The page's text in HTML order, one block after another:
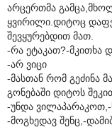
არცერთმა
ყვირილი.დიტოც
შევყურებდით მათ.
-რა ეტაკათ?-მკითხა
-არ ვიცი
-მასთან რომ გეძინა
გონებაში დიტოს
-უნდა
-მოგხედავ შენც,-